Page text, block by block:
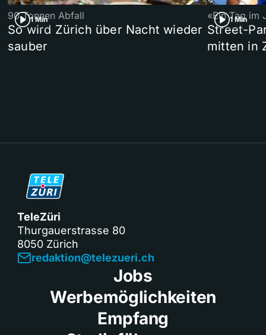
1 Min
90 Tonnen Abfall
So wird Zürich über Nacht wieder
sauber
1 Min
«Ein Tag im
Street-
mitten in
TeleZüri
Thurgauerstrasse 80
8050 Zürich
redaktion@telezueri.ch
Jobs
Werbemöglichkeiten
Empfang